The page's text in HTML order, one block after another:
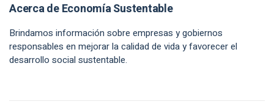
Acerca de Economía Sustentable
Brindamos información sobre empresas y gobiernos
responsables en mejorar la calidad de vida y favorecer el
desarrollo social sustentable.